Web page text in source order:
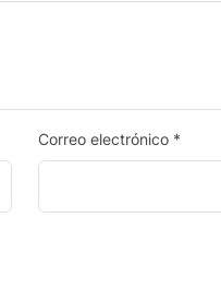
Correo electrónico *